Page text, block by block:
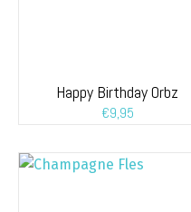
Happy Birthday Orbz
€9,95